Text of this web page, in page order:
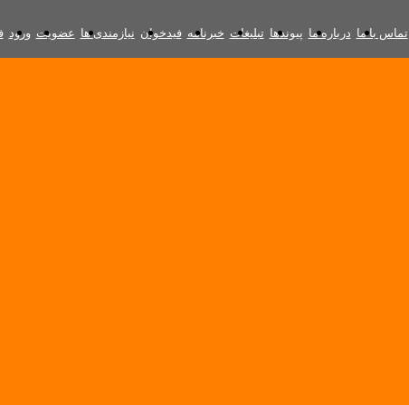
تماس با ما درباره ما پیوندها تبلیغات خبرنامه فیدخوان نیازمندی ها عضویت ورود